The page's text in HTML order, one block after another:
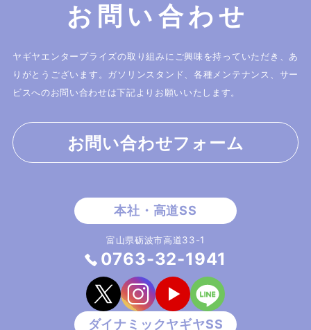
お問い合わせ
ヤギヤエンタープライズの取り組みにご興味を持っていただき、あ
りがとうございます。
ガソリンスタンド、各種メンテナンス、サー
ビスへのお問い合わせは下記よりお願いいたします。
お問い合わせフォーム
富山県砺波市高道33-1
0763-32-1941